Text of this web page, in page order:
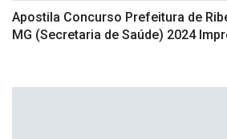
Apostila Concurso Prefeitura de
MG (Secretaria de Saúde) 2024